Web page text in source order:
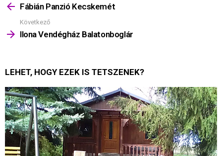
többetFábián Panzió Kecskemét
Következő
Ilona Vendégház Balatonboglár
LEHET, HOGY EZEK IS TETSZENEK?